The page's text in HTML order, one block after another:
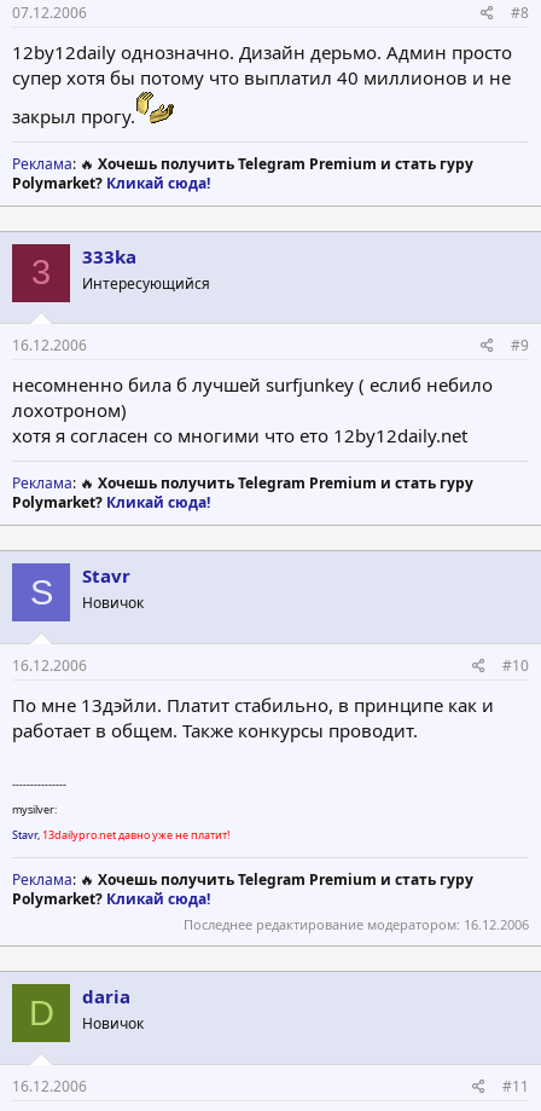
07.12.2006 #8
12by12daily однозначно. Дизайн дерьмо. Админ просто
супер хотя бы потому что выплатил 40 миллионов и не
закрыл прогу.
Реклама: 🔥 Хочешь получить Telegram Premium и стать гуру
Polymarket? Кликай сюда!
3 333ka
Интересующийся
16.12.2006 #9
несомненно била б лучшей surfjunkey ( еслиб небило
лохотроном)
хотя я согласен со многими что ето 12by12daily.net
Реклама: 🔥 Хочешь получить Telegram Premium и стать гуру
Polymarket? Кликай сюда!
S Stavr
Новичок
16.12.2006 #10
По мне 13дэйли. Платит стабильно, в принципе как и
работает в общем. Также конкурсы проводит.
---------------
mysilver:
Stavr, 13dailypro.net давно уже не платит!
Реклама: 🔥 Хочешь получить Telegram Premium и стать гуру
Polymarket? Кликай сюда!
Последнее редактирование модератором: 16.12.2006
D daria
Новичок
16.12.2006 #11